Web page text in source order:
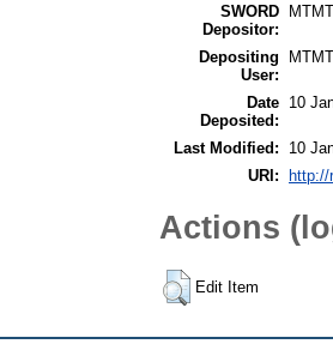
SWORD
Depositor:
Depositing
User:
Date
Deposited:
10
Last Modified:
10
URI:
Actions
Edit Item